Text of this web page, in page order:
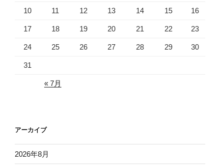
10 11 12 13 14 15 16
17 18 19 20 21 22 23
24 25 26 27 28 29 30
31
« 7月
アーカイブ
2026年8月